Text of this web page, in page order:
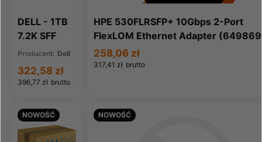
DELL - 1TB
7.2K SFF
SATA 6G
ATJG (400-
Producent: Dell
396,77 zł brutto
322,58 zł
HPE 530FLRSFP+ 10Gbps 2-Port
FlexLOM Ethernet Adapter
001)
317,41 zł brutto
258,06 zł
NOWOŚĆ NOWOŚĆ